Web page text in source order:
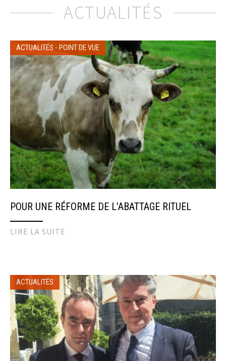
ACTUALITÉS
ACTUALITÉS - POINT DE VUE
POUR UNE RÉFORME DE L’ABATTAGE RITUEL
LIRE LA SUITE
ACTUALITÉS